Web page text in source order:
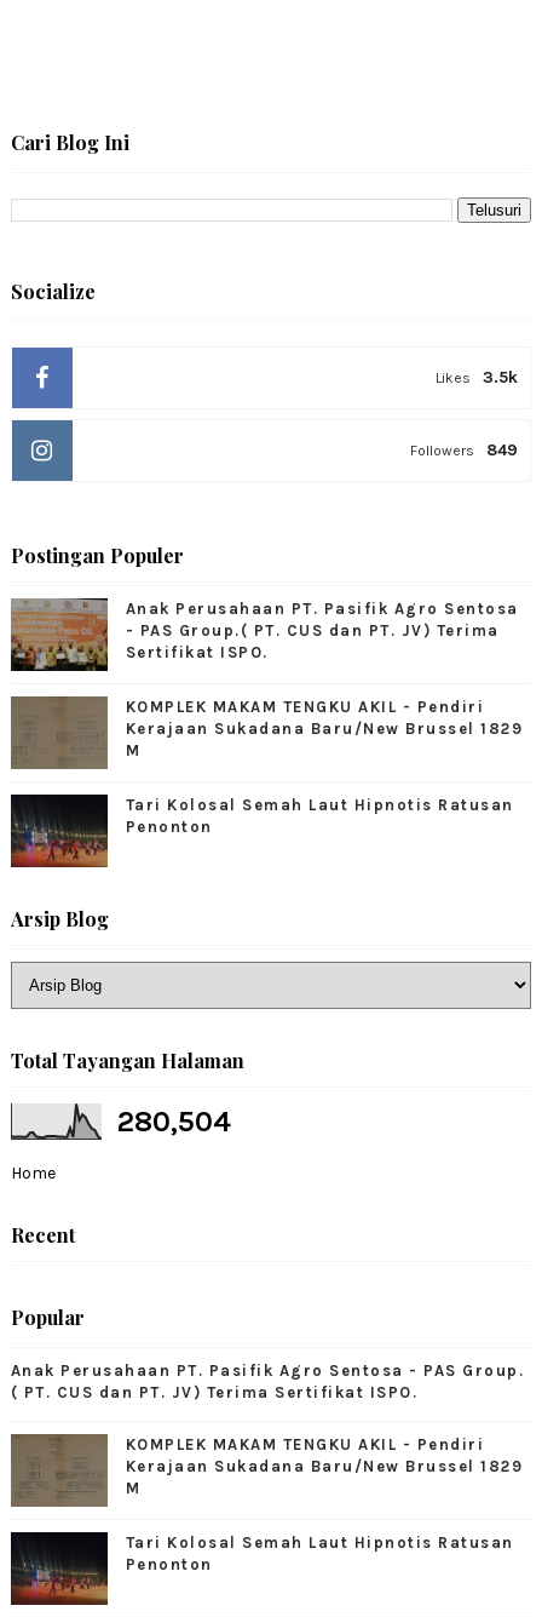
Cari Blog Ini
Socialize
3.5k
Likes
849
Followers
Postingan Populer
Anak Perusahaan PT. Pasifik Agro Sentosa
- PAS Group.( PT. CUS dan PT. JV) Terima
Sertifikat ISPO.
KOMPLEK MAKAM TENGKU AKIL - Pendiri
Kerajaan Sukadana Baru/New Brussel 1829
M
Tari Kolosal Semah Laut Hipnotis Ratusan
Penonton
Arsip Blog
Total Tayangan Halaman
280,504
Home
Recent
Popular
Anak Perusahaan PT. Pasifik Agro Sentosa - PAS Group.
( PT. CUS dan PT. JV) Terima Sertifikat ISPO.
KOMPLEK MAKAM TENGKU AKIL - Pendiri
Kerajaan Sukadana Baru/New Brussel 1829
M
Tari Kolosal Semah Laut Hipnotis Ratusan
Penonton